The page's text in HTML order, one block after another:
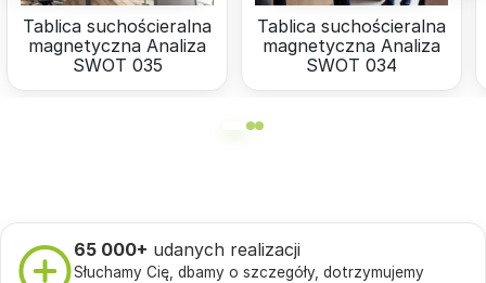
Tablica suchościeralna
magnetyczna Analiza
SWOT 035
Tablica suchościeralna
magnetyczna Analiza
SWOT 034
65 000+ udanych realizacji
Słuchamy Cię, dbamy o szczegóły, dotrzymujemy